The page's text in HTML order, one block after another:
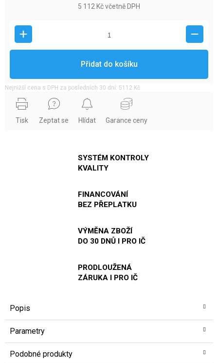
5 112 Kč včetně DPH
Přidat do košíku
Nejnižší cena s DPH za posledních 30 dní: 5112 Kč
Tisk Zeptat se Hlídat Garance ceny
SYSTÉM KONTROLY
KVALITY
FINANCOVÁNÍ
BEZ PŘEPLATKU
VÝMĚNA ZBOŽÍ
DO 30 DNŮ I PRO IČ
PRODLOUŽENÁ
ZÁRUKA I PRO IČ
Popis
Parametry
Podobné produkty